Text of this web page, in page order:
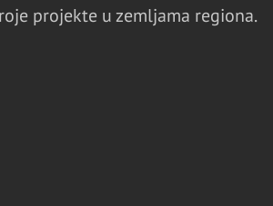
projekte u zemljama regiona.